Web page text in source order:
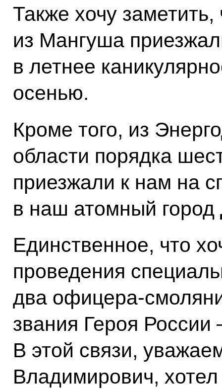
Также хочу
из Мангуша
в летнее
осенью.
Кроме того, из
области порядка
приезжали к нам на
в наш атомный город
Единственное, что
проведения
два офицера-
звания Героя
В этой связи,
Владимирович,